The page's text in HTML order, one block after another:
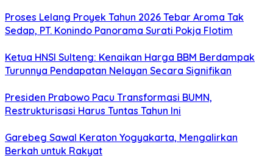
Proses Lelang Proyek Tahun 2026 Tebar Aroma Tak
Sedap, PT. Konindo Panorama Surati Pokja Flotim
Ketua HNSI Sulteng: Kenaikan Harga BBM Berdampak
Turunnya Pendapatan Nelayan Secara Signifikan
Presiden Prabowo Pacu Transformasi BUMN,
Restrukturisasi Harus Tuntas Tahun Ini
Garebeg Sawal Keraton Yogyakarta, Mengalirkan
Berkah untuk Rakyat